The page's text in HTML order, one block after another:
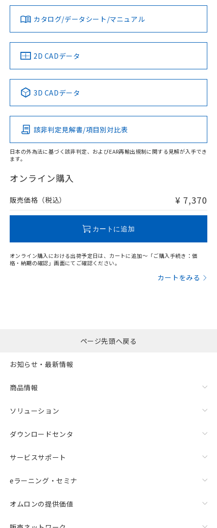
ダウンロードデータをご利用いただく前に、以下を必ずお読
みください。
ソフトウェアの使用条件
対応済み
中国 RoHS 注意事項・凡例
Pb Hg Cd Cr(VI)
O
在庫等で未対応品が混在する可能性があります。
問い合わせください。
LR型式承認
（イギリス
船舶規格）
DNV型式承認
（ノルウェー
BV型式承認
（フランス
KR型式
（韓国
No No No No
この製品の規格認証/適合状況ページへ
その他の認証はこちらのページからご検索ください
カタログ/データシート/マニュアル
2D CADデータ
3D CADデータ
該非判定見解書/項目別対比表
日本の外為法に基づく該非判定、およびEAR再輸出規制に関する見解が入手でき
ます。
オンライン購入
販売価格（税込） ¥ 7,370
カートに追加
オンライン購入における出荷予定日は、カートに追加～「ご購入手続き：価
格・納期の確認」画面にてご確認ください。
カートをみる
ページ先頭へ戻る
お知らせ・最新情報
商品情報
ソリューション
ダウンロードセンタ
サービスサポート
eラーニング・セミナ
オムロンの提供価値